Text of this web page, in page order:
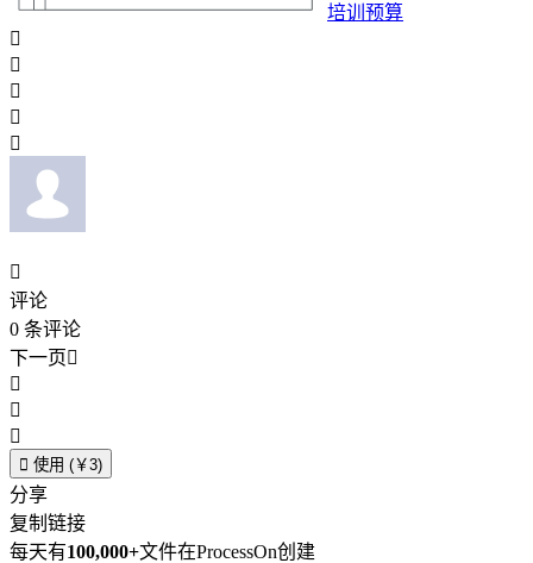
培训预算






评论
0 条评论
下一页



 使用 (￥3)
分享
复制链接
每天有100,000+文件在ProcessOn创建